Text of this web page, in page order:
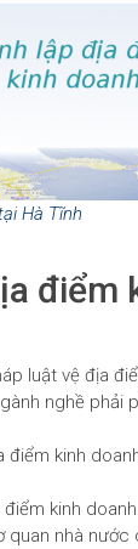
Hà Tĩnh
điểm
luật vệ địa
nghề phải
kinh
kinh
quan nhà nước